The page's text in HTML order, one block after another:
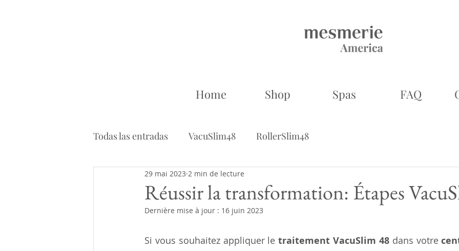
Home Shop Spas FAQ
Todas las entradas VacuSlim48 RollerSlim48
Réussir la transformation: Étapes
29 mai 2023 2 min de lecture
Dernière mise à jour : 16 juin 2023
Si vous souhaitez appliquer le traitement VacuSlim 48 dans votre